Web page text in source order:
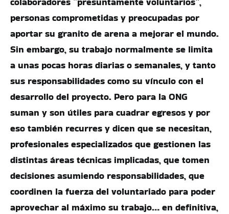
personas comprometidas y preocupadas por
aportar su granito de arena a mejorar el mundo.
Sin embargo, su trabajo normalmente se limita
a unas pocas horas diarias o semanales, y tanto
sus responsabilidades como su vínculo con el
desarrollo del proyecto. Pero para la ONG
suman y son útiles para cuadrar egresos y por
eso también recurres y dicen que se necesitan,
profesionales especializados que gestionen las
distintas áreas técnicas implicadas, que tomen
decisiones asumiendo responsabilidades, que
coordinen la fuerza del voluntariado para poder
aprovechar al máximo su trabajo… en definitiva,